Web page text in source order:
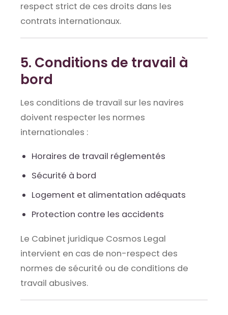
respect strict de ces droits dans les
contrats internationaux.
5. Conditions de travail à
bord
Les conditions de travail sur les navires
doivent respecter les normes
internationales :
Horaires de travail réglementés
Sécurité à bord
Logement et alimentation adéquats
Protection contre les accidents
Le Cabinet juridique Cosmos Legal
intervient en cas de non-respect des
normes de sécurité ou de conditions de
travail abusives.